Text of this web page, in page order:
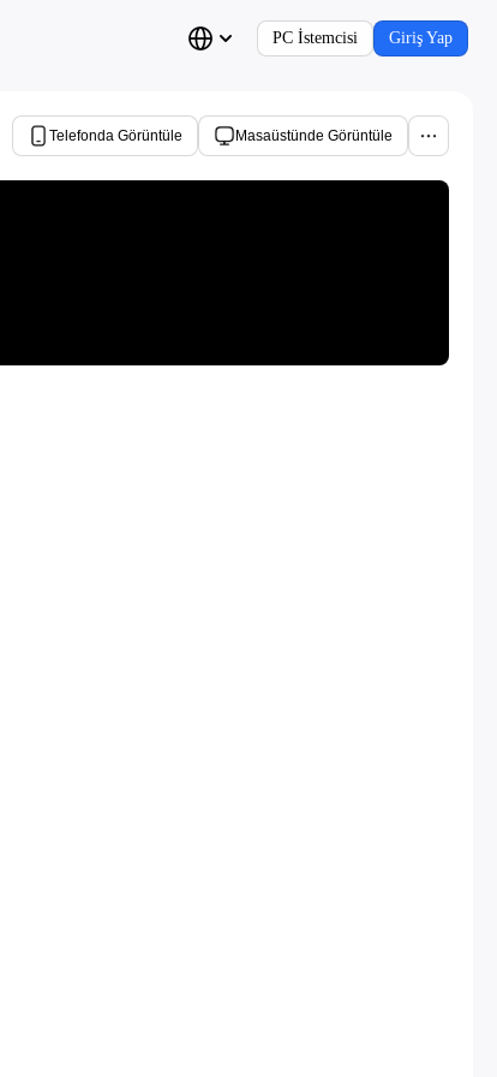
PC İstemcisi Giriş Yap
Telefonda Görüntüle Masaüstünde Görüntüle